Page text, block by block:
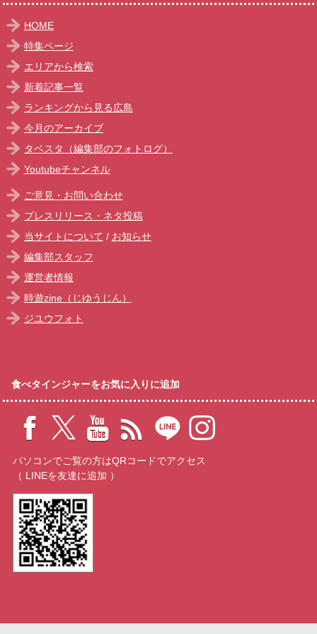
HOME
特集ページ
エリアから検索
新着記事一覧
ランキングから見る広島
今月のアーカイブ
タベスタ（編集部のフォトログ）
Youtubeチャンネル
ご意見・お問い合わせ
プレスリリース・ネタ投稿
当サイトについて / お知らせ
編集部スタッフ
運営者情報
時遊zine（じゆうじん）
ジユウフォト
食べタインジャーをお気に入りに追加
パソコンでご覧の方はQRコードでアクセス
（ LINEを友達に追加 ）